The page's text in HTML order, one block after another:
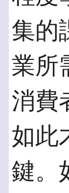
集的
業所
消費
如此
鍵。